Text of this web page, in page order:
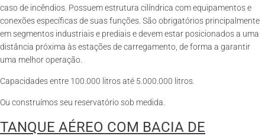
caso de incêndios. Possuem estrutura cilíndrica com equipamentos e
conexões específicas de suas funções. São obrigatórios principalmente
em segmentos industriais e prediais e devem estar posicionados a uma
distância próxima às estações de carregamento, de forma a garantir
uma melhor operação.
Capacidades entre 100.000 litros até 5.000.000 litros.
Ou construímos seu reservatório sob medida.
TANQUE AÉREO COM BACIA DE